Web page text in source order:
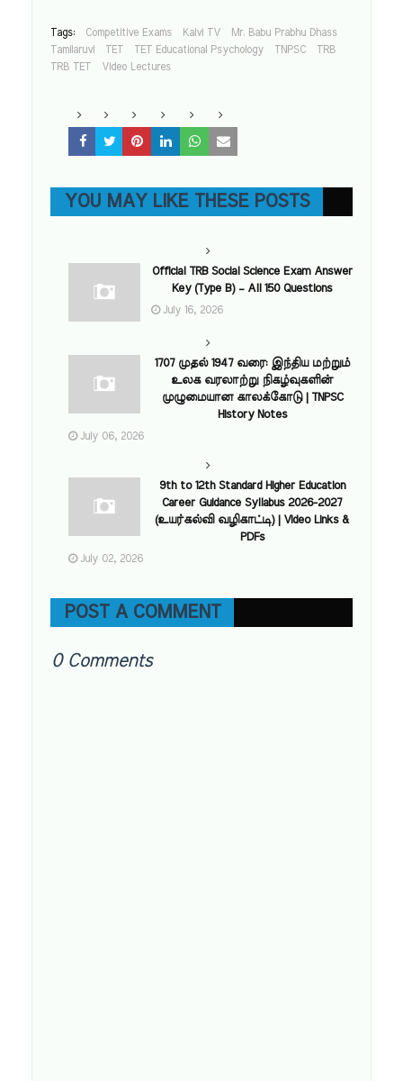
Tags: Competitive Exams Kalvi TV
Mr. Babu Prabhu Dhass
Tamilaruvi
TET TET Educational Psychology TNPSC
TRB
TRB TET
Video Lectures
YOU MAY LIKE THESE POSTS
Official TRB Social Science Exam Answer
Key (Type B) – All 150 Questions
July 16, 2026
1707 முதல் 1947 வரை: இந்திய மற்றும்
உலக வரலாற்று நிகழ்வுகளின்
முழுமையான காலக்கோடு | TNPSC
History Notes
July 06, 2026
9th to 12th Standard Higher Education
Career Guidance Syllabus 2026-2027
(உயர்கல்வி வழிகாட்டி) | Video Links &
PDFs
July 02, 2026
POST A COMMENT
0 Comments